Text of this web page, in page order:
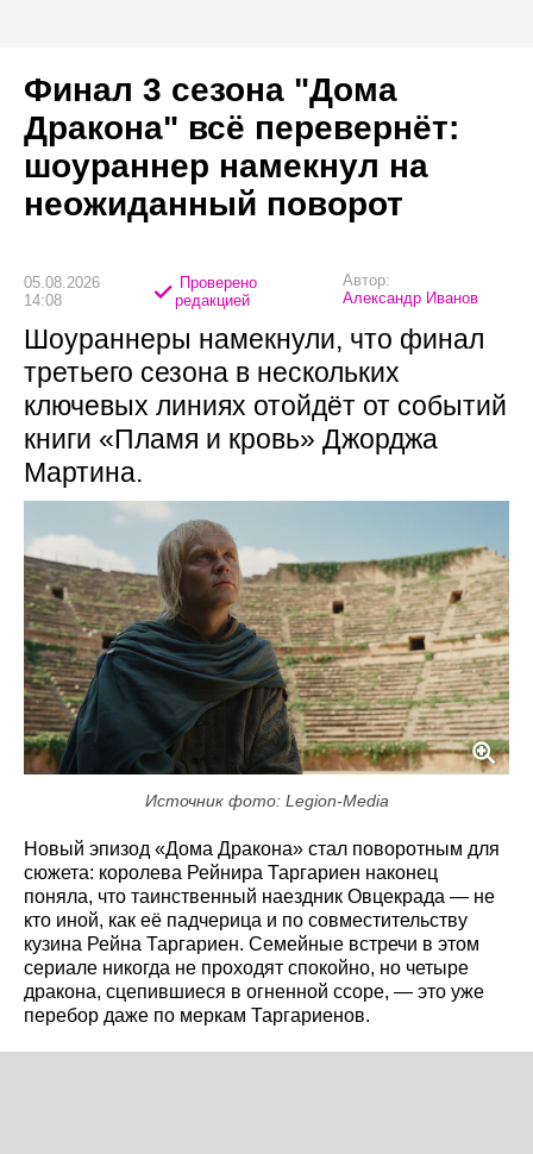
Финал 3 сезона "Дома
Дракона" всё перевернёт:
шоураннер намекнул на
неожиданный поворот
05.08.2026
14:08
Проверено
редакцией
Автор:
Александр Иванов
Шоураннеры намекнули, что финал
третьего сезона в нескольких
ключевых линиях отойдёт от событий
книги «Пламя и кровь» Джорджа
Мартина.
Источник фото: Legion-Media
Новый эпизод «Дома Дракона» стал поворотным для
сюжета: королева Рейнира Таргариен наконец
поняла, что таинственный наездник Овцекрада — не
кто иной, как её падчерица и по совместительству
кузина Рейна Таргариен. Семейные встречи в этом
сериале никогда не проходят спокойно, но четыре
дракона, сцепившиеся в огненной ссоре, — это уже
перебор даже по меркам Таргариенов.